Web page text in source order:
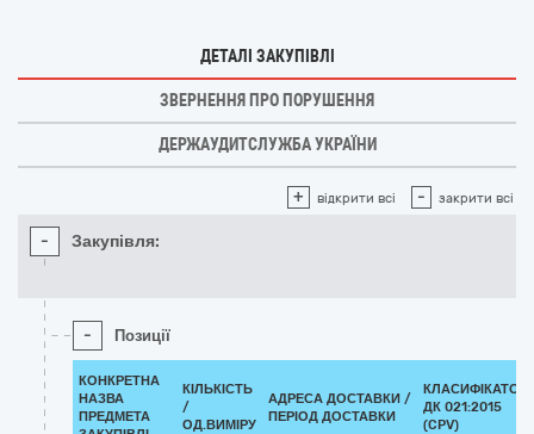
ДЕТАЛІ ЗАКУПІВЛІ
ЗВЕРНЕННЯ ПРО ПОРУШЕННЯ
ДЕРЖАУДИТСЛУЖБА УКРАЇНИ
+ відкрити всі - закрити всі
- Закупівля:
- Позиції
КОНКРЕТНА
НАЗВА
ПРЕДМЕТА
КІЛЬКІСТЬ
/
ОД.ВИМІРУ
АДРЕСА ДОСТАВКИ /
ПЕРІОД ДОСТАВКИ
КЛАСИФІКАТОР
ДК 021:2015
(CPV)